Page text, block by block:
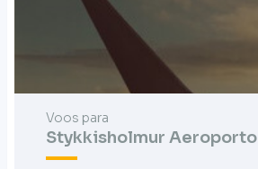
Voos para
Stykkisholmur Aeroporto